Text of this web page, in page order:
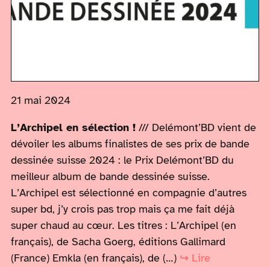
21 mai 2024
L’Archipel en sélection ! /// Delémont’BD vient de
dévoiler les albums finalistes de ses prix de bande
dessinée suisse 2024 : le Prix Delémont’BD du
meilleur album de bande dessinée suisse.
L’Archipel est sélectionné en compagnie d’autres
super bd, j’y crois pas trop mais ça me fait déjà
super chaud au cœur. Les titres : L’Archipel (en
français), de Sacha Goerg, éditions Gallimard
(France) Emkla (en français), de (…) ↪ Lire